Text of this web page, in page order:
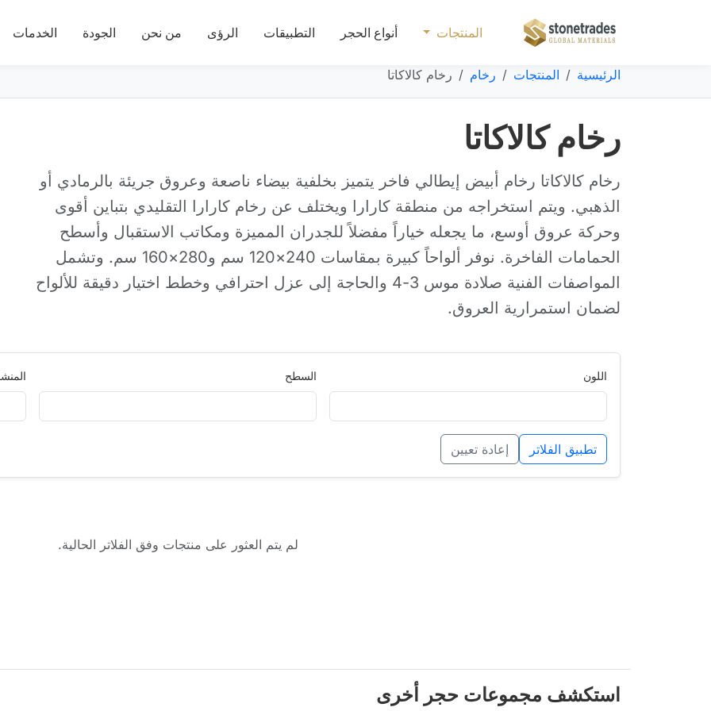
المنتجات أنواع الحجر التطبيقات الرؤى من نحن الجودة الخدمات
الرئيسية المنتجات رخام رخام كالاكاتا
رخام كالاكاتا
رخام كالاكاتا رخام أبيض إيطالي فاخر يتميز بخلفية بيضاء ناصعة وعروق جريئة بالرمادي أو
الذهبي. ويتم استخراجه من منطقة كارارا ويختلف عن رخام كارارا التقليدي بتباين أقوى
وحركة عروق أوسع، ما يجعله خياراً مفضلاً للجدران المميزة ومكاتب الاستقبال وأسطح
الحمامات الفاخرة. نوفر ألواحاً كبيرة بمقاسات 240×120 سم و280×160 سم. وتشمل
المواصفات الفنية صلادة موس 3-4 والحاجة إلى عزل احترافي وخطط اختيار دقيقة للألواح
لضمان استمرارية العروق.
اللون السطح
تطبيق الفلاتر إعادة تعيين
لم يتم العثور على منتجات وفق الفلاتر الحالية.
استكشف مجموعات حجر أخرى